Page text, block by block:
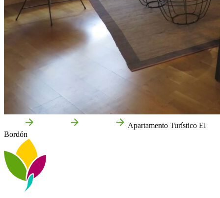
Apartamento Turístico El
Bordón